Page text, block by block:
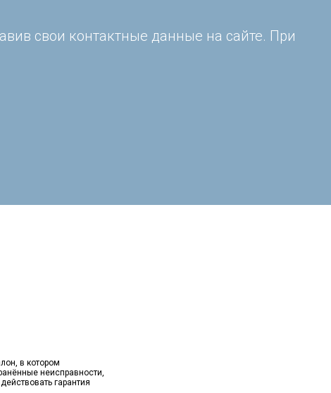
свои контактные данные на сайте. При
в котором
неисправности,
гарантия